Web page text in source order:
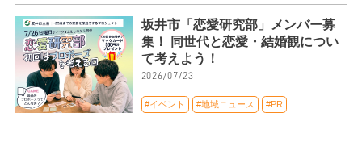
坂井市「恋愛研究部」メンバー募
集！ 同世代と恋愛・結婚観につい
て考えよう！
2026/07/23
#イベント #地域ニュース #PR